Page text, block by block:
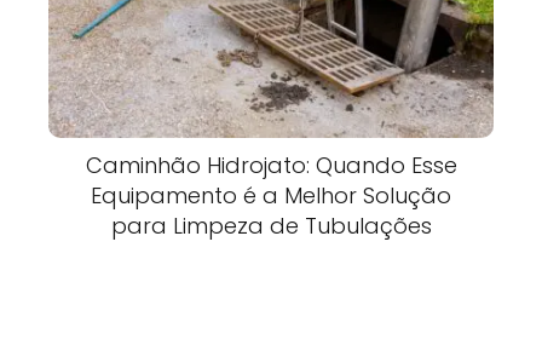
Caminhão Hidrojato: Quando Esse
Equipamento é a Melhor Solução
para Limpeza de Tubulações